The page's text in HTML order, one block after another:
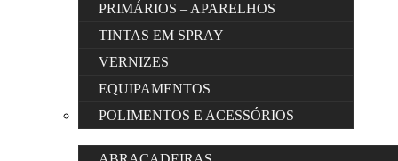
PRIMÁRIOS – APARELHOS
TINTAS EM SPRAY
VERNIZES
EQUIPAMENTOS
POLIMENTOS E ACESSÓRIOS